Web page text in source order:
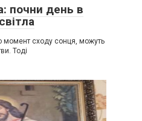
почни день в
момент сходу сонця, можуть
Тоді